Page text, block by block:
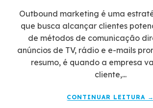
Outbound marketing é uma
que busca alcançar clientes
de métodos de comunicação
anúncios de TV, rádio e e-mails
resumo, é quando a empresa
cliente,...
CONTINUAR LEITURA →